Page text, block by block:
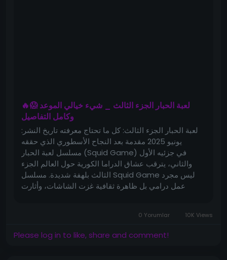
mijotée.
C’est bien plus qu’un repas : c’est une expérience
culinaire qui évoque la chaleur des repas arabes et
l’équilibre sain des recettes méditerranéennes.
---
👉 Alors, si vous vous demandez encore « Que
essayez le Tabikh Mlihhi, une recette
🔥😱 لعبة الحبار الجزء الثالث _ شيء خيالي الموعد
وكامل التفاصيل
لعبة الحبار الجزء الثالث: كل ما تحتاج معرفته تاريخ النشر:
يونيو 2025 مقدمة بعد النجاح الأسطوري الذي حققه
مسلسل لعبة الحبار (Squid Game) في جزئيه الأول
والثاني، يترقب عشاق الدراما الكورية حول العالم الجزء
الثالث بلهفة شديدة. مسلسل Squid Game ليس مجرد
عمل درامي بل ظاهرة ثقافية غزت الشاشات، وأثارت
0 Yorumlar 10K Views
Please log in to like, share and comment!